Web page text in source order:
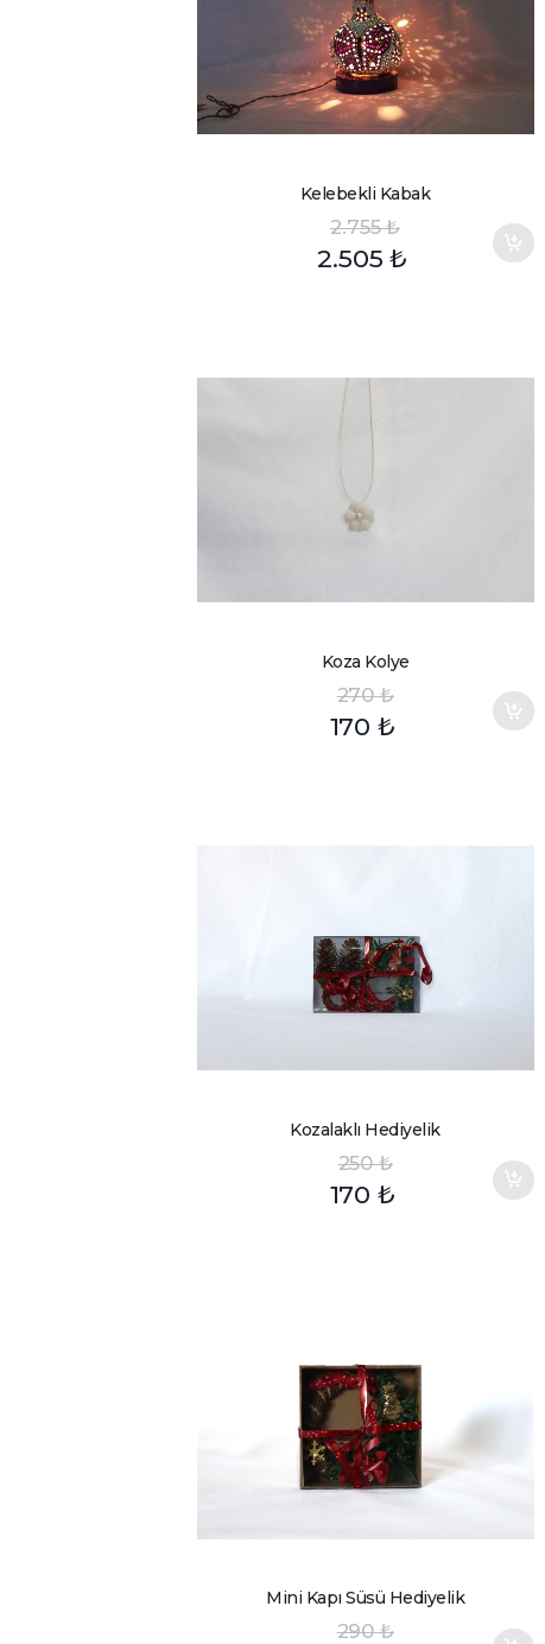
Kelebekli Kabak
2.755₺
2.505₺
Koza Kolye
270₺
170 ₺
Kozalaklı Hediyelik
250₺
170 ₺
Mini Kapı Süsü Hediyelik
290₺